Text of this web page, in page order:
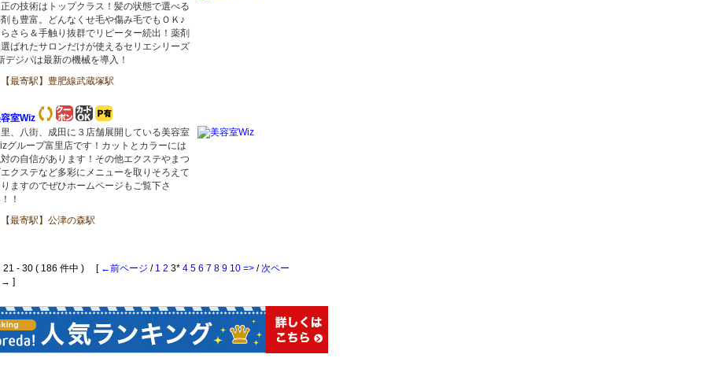
の技術はトップクラス！髪の状態で選べる
も豊富。どんなくせ毛や傷み毛でもＯＫ♪
さら＆手触り抜群でリピーター続出！薬剤
ばれたサロンだけが使えるセリエシリーズ
デジパは最新の機械を導入！
【最寄駅】豊肥線武蔵塚駅
室Wiz
、八街、成田に３店舗展開している美容室
グループ富里店です！カットとカラーには
の自信があります！その他エクステやまつ
クステなど多彩にメニューを取りそろえて
ますのでぜひホームページもご覧下さ
！
【最寄駅】公津の森駅
- 30 ( 186 件中 ) [ ←前ページ / 1 2 3* 4 5 6 7 8 9 10 => / 次ペー
→ ]